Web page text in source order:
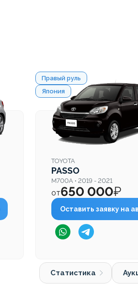
Правый руль
Япония
TOYOTA
PASSO
M700A • 2019 - 2021
от650 000₽
Оставить заявку на
Статистика